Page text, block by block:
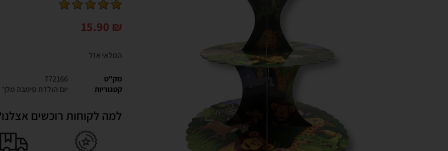
15.90 ₪
המלאי אזל
מק"ט
772166
קטגוריות
יום הולדת סימבה מלך
למה לקוחות רוכשים